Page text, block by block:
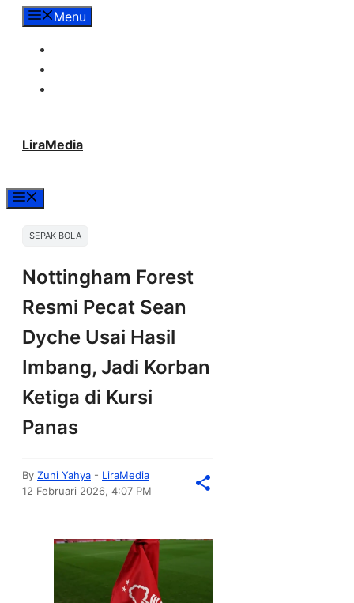
LangsungMenu
LiraMedia
SEPAK BOLA
Nottingham Forest
Resmi Pecat Sean
Dyche Usai Hasil
Imbang, Jadi Korban
Ketiga di Kursi
Panas
By Zuni Yahya - LiraMedia
12 Februari 2026, 4:07 PM